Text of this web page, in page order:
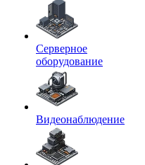
Серверное
оборудование
Видеонаблюдение